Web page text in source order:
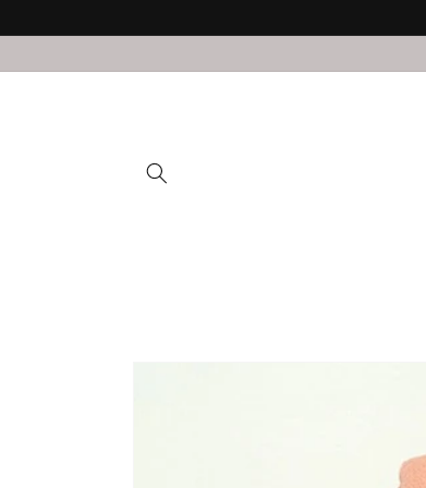
Inhalt